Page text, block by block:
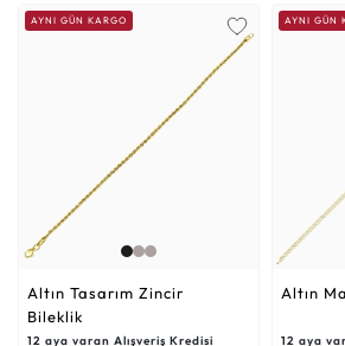
AYNI GÜN KARGO
Altın Tasarım Zincir
Bileklik
12 aya varan Alışveriş Kredisi
AYNI GÜN
Altın
12 aya